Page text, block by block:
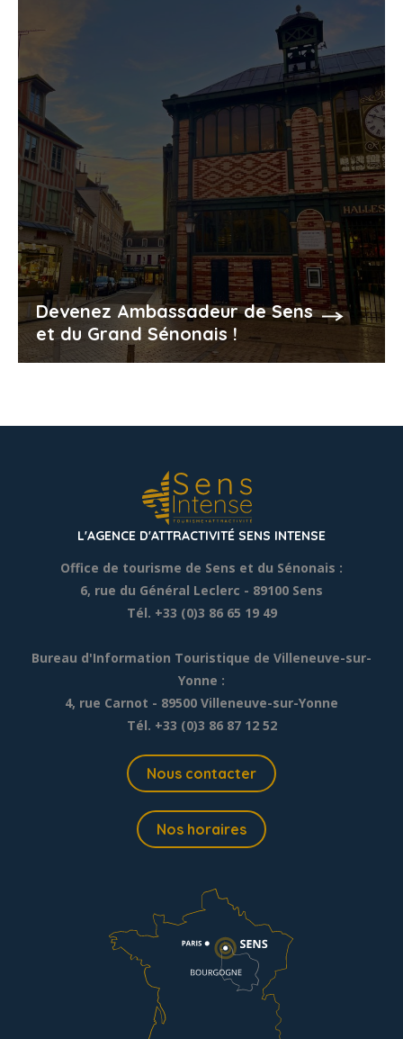
Devenez Ambassadeur de Sens
et du Grand Sénonais !
L'AGENCE D'ATTRACTIVITÉ SENS INTENSE
Office de tourisme de Sens et du Sénonais :
6, rue du Général Leclerc - 89100 Sens
Tél. +33 (0)3 86 65 19 49
Bureau d'Information Touristique de Villeneuve-sur-
Yonne :
4, rue Carnot - 89500 Villeneuve-sur-Yonne
Tél. +33 (0)3 86 87 12 52
Nous contacter
Nos horaires